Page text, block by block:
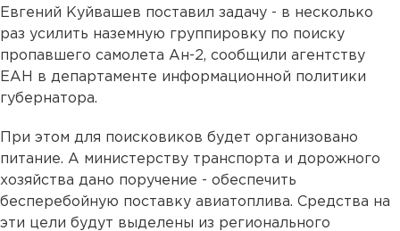
Евгений Куйвашев поставил задачу - в несколько
раз усилить наземную группировку по поиску
пропавшего самолета Ан-2, сообщили агентству
ЕАН в департаменте информационной политики
губернатора.
При этом для поисковиков будет организовано
питание. А министерству транспорта и дорожного
хозяйства дано поручение - обеспечить
бесперебойную поставку авиатоплива. Средства на
эти цели будут выделены из регионального